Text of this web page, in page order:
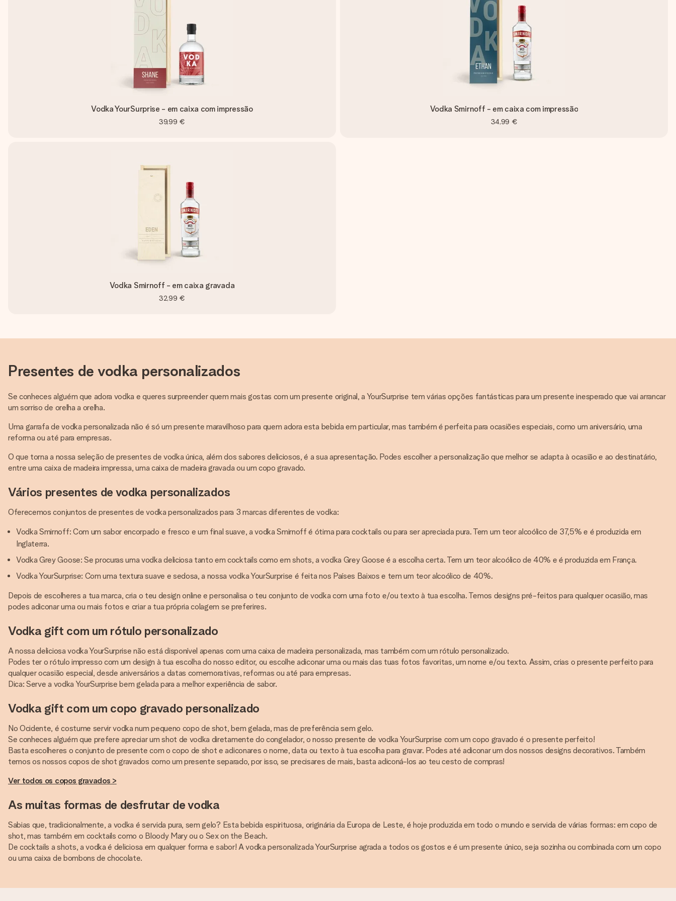
Vodka YourSurprise - em caixa com impressão
39,99 €
Vodka Smirnoff - em caixa com impressão
34,99 €
Vodka Smirnoff - em caixa gravada
32,99 €
Presentes de vodka personalizados
Se conheces alguém que adora vodka e queres surpreender quem mais gostas com um presente original, a YourSurprise tem várias opções fantásticas para um presente inesperado que vai arrancar
um sorriso de orelha a orelha.
Uma garrafa de vodka personalizada não é só um presente maravilhoso para quem adora esta bebida em particular, mas também é perfeita para ocasiões especiais, como um aniversário, uma
reforma ou até para empresas.
O que torna a nossa seleção de presentes de vodka única, além dos sabores deliciosos, é a sua apresentação. Podes escolher a personalização que melhor se adapta à ocasião e ao destinatário,
entre uma caixa de madeira impressa, uma caixa de madeira gravada ou um copo gravado.
Vários presentes de vodka personalizados
Oferecemos conjuntos de presentes de vodka personalizados para 3 marcas diferentes de vodka:
Vodka Smirnoff: Com um sabor encorpado e fresco e um final suave, a vodka Smirnoff é ótima para cocktails ou para ser apreciada pura. Tem um teor alcoólico de 37,5% e é produzida em
Inglaterra.
Vodka Grey Goose: Se procuras uma vodka deliciosa tanto em cocktails como em shots, a vodka Grey Goose é a escolha certa. Tem um teor alcoólico de 40% e é produzida em França.
Vodka YourSurprise: Com uma textura suave e sedosa, a nossa vodka YourSurprise é feita nos Países Baixos e tem um teor alcoólico de 40%.
Depois de escolheres a tua marca, cria o teu design online e personalisa o teu conjunto de vodka com uma foto e/ou texto à tua escolha. Temos designs pré-feitos para qualquer ocasião, mas
podes adiconar uma ou mais fotos e criar a tua própria colagem se preferires.
Vodka gift com um rótulo personalizado
A nossa deliciosa vodka YourSurprise não está disponível apenas com uma caixa de madeira personalizada, mas também com um rótulo personalizado.
Podes ter o rótulo impresso com um design à tua escolha do nosso editor, ou escolhe adiconar uma ou mais das tuas fotos favoritas, um nome e/ou texto. Assim, crias o presente perfeito para
qualquer ocasião especial, desde aniversários a datas comemorativas, reformas ou até para empresas.
Dica: Serve a vodka YourSurprise bem gelada para a melhor experiência de sabor.
Vodka gift com um copo gravado personalizado
No Ocidente, é costume servir vodka num pequeno copo de shot, bem gelada, mas de preferência sem gelo.
Se conheces alguém que prefere apreciar um shot de vodka diretamente do congelador, o nosso presente de vodka YourSurprise com um copo gravado é o presente perfeito!
Basta escolheres o conjunto de presente com o copo de shot e adiconares o nome, data ou texto à tua escolha para gravar. Podes até adiconar um dos nossos designs decorativos. Também
temos os nossos copos de shot gravados como um presente separado, por isso, se precisares de mais, basta adiconá-los ao teu cesto de compras!
Ver todos os copos gravados >
As muitas formas de desfrutar de vodka
Sabias que, tradicionalmente, a vodka é servida pura, sem gelo? Esta bebida espirituosa, originária da Europa de Leste, é hoje produzida em todo o mundo e servida de várias formas: em copo de
shot, mas também em cocktails como o Bloody Mary ou o Sex on the Beach.
De cocktails a shots, a vodka é deliciosa em qualquer forma e sabor! A vodka personalizada YourSurprise agrada a todos os gostos e é um presente único, seja sozinha ou combinada com um copo
ou uma caixa de bombons de chocolate.